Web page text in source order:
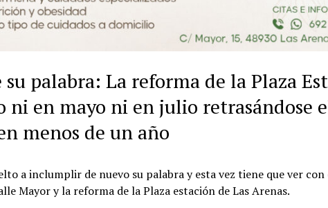
palabra: La reforma de la Plaza
ni en mayo ni en julio retrasándose
menos de un año
a inclumplir de nuevo su palabra y esta vez tiene que ver con
Mayor y la reforma de la Plaza estación de Las Arenas.